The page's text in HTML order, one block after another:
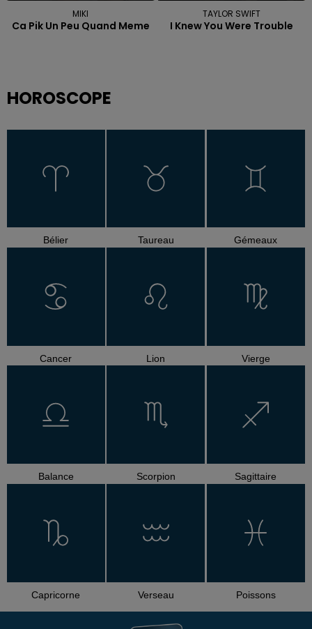
MIKI
Ca Pik Un Peu Quand Meme
TAYLOR SWIFT
I Knew You Were Trouble
HOROSCOPE
Bélier Taureau Gémeaux
Cancer Lion Vierge
Balance Scorpion Sagittaire
Capricorne Verseau Poissons